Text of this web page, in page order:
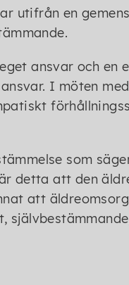
utifrån en
ansvar och en
I möten
som
detta att den
att